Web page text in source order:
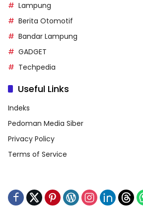
Lampung
Berita Otomotif
Bandar Lampung
GADGET
Techpedia
Useful Links
Indeks
Pedoman Media Siber
Privacy Policy
Terms of Service